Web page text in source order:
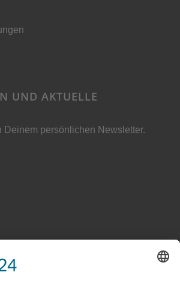
UND AKTUELLE
Deinem persönlichen Newsletter.